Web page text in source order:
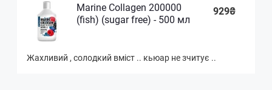
Marine Collagen 200000
(fish) (sugar free) - 500 мл
929₴
Жахливий , солодкий вміст .. кьюар не зчитує ..